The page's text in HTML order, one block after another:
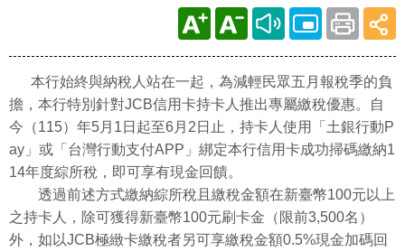
本行始終與納稅人站在一起，為減輕民眾五月報稅季的負
擔，本行特別針對JCB信用卡持卡人推出專屬繳稅優惠。自
今（115）年5月1日起至6月2日止，持卡人使用「土銀行動P
ay」或「台灣行動支付APP」綁定本行信用卡成功掃碼繳納1
14年度綜所稅，即可享有現金回饋。
透過前述方式繳納綜所稅且繳稅金額在新臺幣100元以上
之持卡人，除可獲得新臺幣100元刷卡金（限前3,500名）
外，如以JCB極緻卡繳稅者另可享繳稅金額0.5%現金加碼回